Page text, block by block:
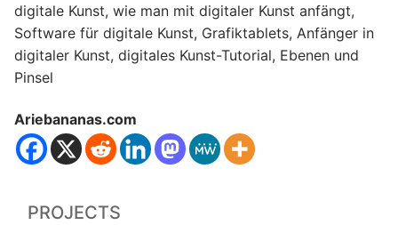
digitale Kunst, wie man mit digitaler Kunst anfängt,
Software für digitale Kunst, Grafiktablets, Anfänger in
digitaler Kunst, digitales Kunst-Tutorial, Ebenen und
Pinsel
Ariebananas.com
PROJECTS